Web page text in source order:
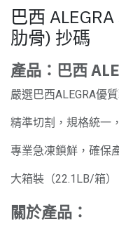
巴西
肋骨) 抄碼
產品：巴西
嚴選巴西ALEGRA優
精準切割，規格統一
專業急凍鎖鮮，確保
大箱裝（22.1LB/箱
關於產品：